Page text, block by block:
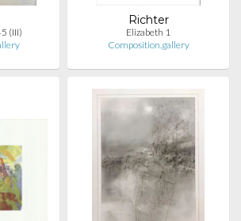
(III)
Richter
Elizabeth 1
Composition.gallery